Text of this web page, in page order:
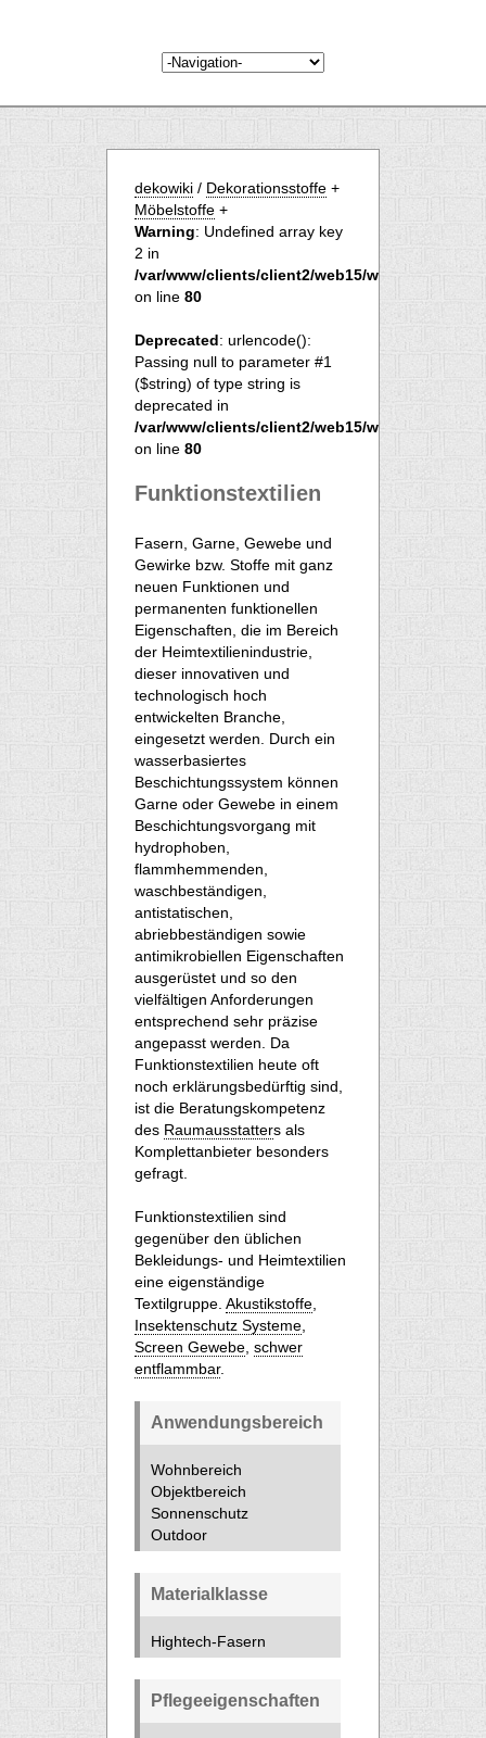
dekowiki / Dekorationsstoffe +
Möbelstoffe +
Warning: Undefined array key
2 in
/var/www/clients/client2/web15/web/begriff.php
on line 80
Deprecated: urlencode():
Passing null to parameter #1
($string) of type string is
deprecated in
/var/www/clients/client2/web15/web/begriff.php
on line 80
Funktionstextilien
Fasern, Garne, Gewebe und
Gewirke bzw. Stoffe mit ganz
neuen Funktionen und
permanenten funktionellen
Eigenschaften, die im Bereich
der Heimtextilienindustrie,
dieser innovativen und
technologisch hoch
entwickelten Branche,
eingesetzt werden. Durch ein
wasserbasiertes
Beschichtungssystem können
Garne oder Gewebe in einem
Beschichtungsvorgang mit
hydrophoben,
flammhemmenden,
waschbeständigen,
antistatischen,
abriebbeständigen sowie
antimikrobiellen Eigenschaften
ausgerüstet und so den
vielfältigen Anforderungen
entsprechend sehr präzise
angepasst werden. Da
Funktionstextilien heute oft
noch erklärungsbedürftig sind,
ist die Beratungskompetenz
des Raumausstatters als
Komplettanbieter besonders
gefragt.
Funktionstextilien sind
gegenüber den üblichen
Bekleidungs- und Heimtextilien
eine eigenständige
Textilgruppe. Akustikstoffe
Insektenschutz Systeme
Screen Gewebe schwer
entflammbar.
Anwendungsbereich
Wohnbereich
Objektbereich
Sonnenschutz
Outdoor
Materialklasse
Hightech-Fasern
Pflegeeigenschaften